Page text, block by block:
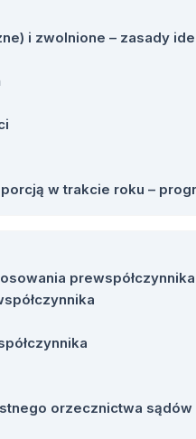
i zwolnione – zasady
w trakcie roku –
prewspółczynnika
orzecznictwa sądów